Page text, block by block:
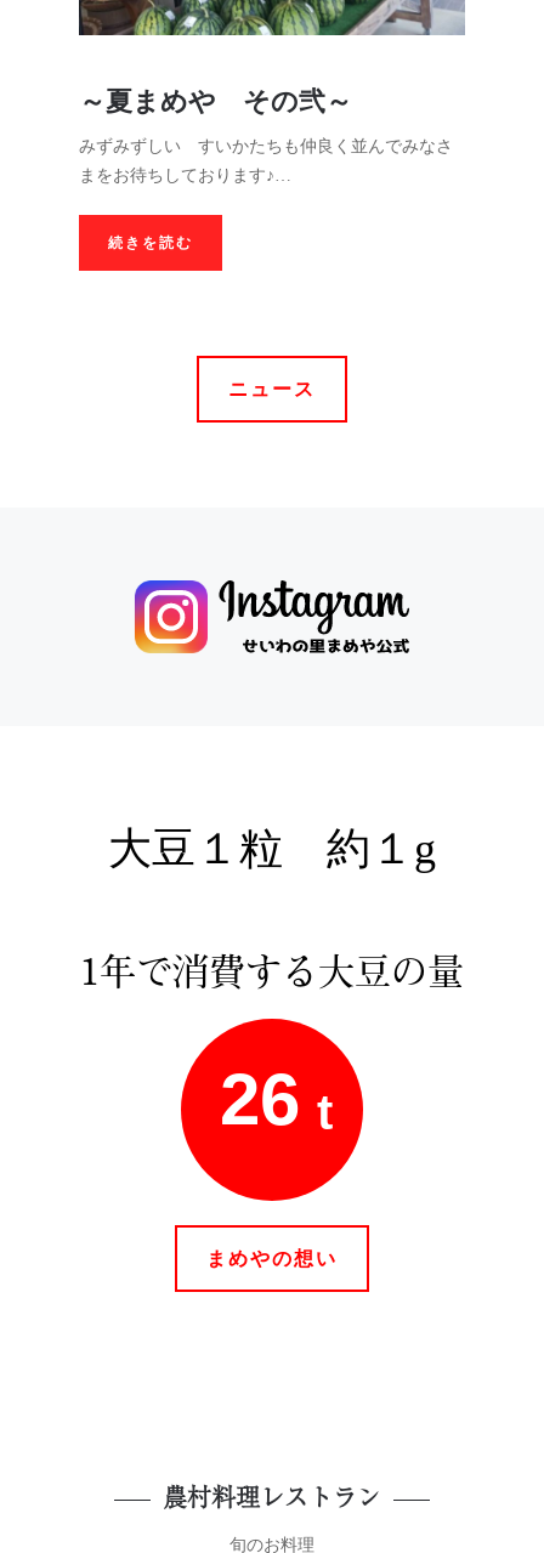
～夏まめや その弐～
みずみずしい すいかたちも仲良く並んでみなさ
まをお待ちしております♪…
続きを読む
ニュース
大豆１粒 約１g
1年で消費する大豆の量
26 t
まめやの想い
農村料理レストラン
旬のお料理